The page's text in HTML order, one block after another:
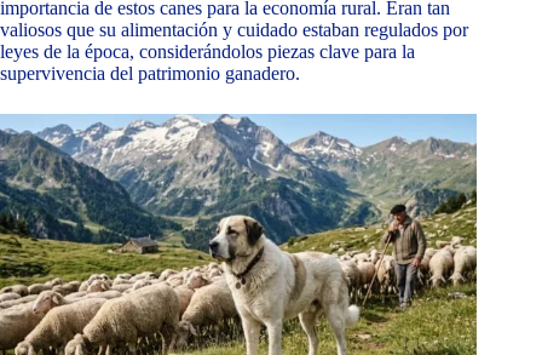
importancia de estos canes para la economía rural. Eran tan
valiosos que su alimentación y cuidado estaban regulados por
leyes de la época, considerándolos piezas clave para la
supervivencia del patrimonio ganadero.